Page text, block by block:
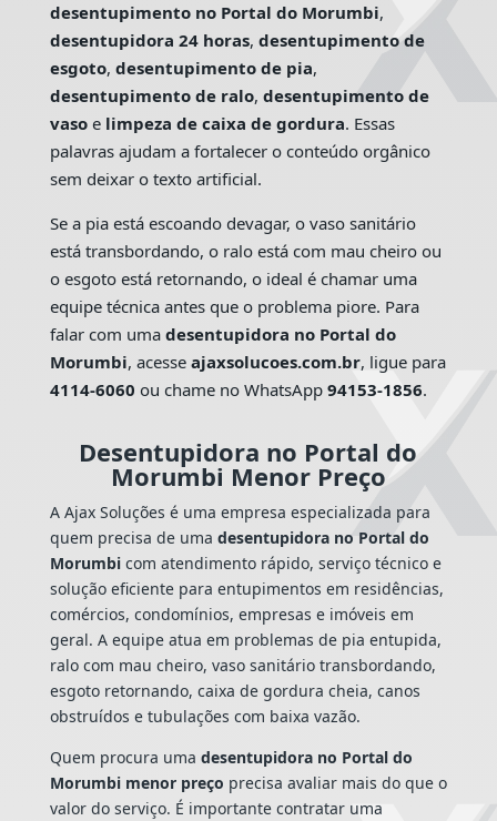
desentupimento no Portal do Morumbi,
desentupidora 24 horas, desentupimento de
esgoto, desentupimento de pia,
desentupimento de ralo, desentupimento de
vasoe limpeza de caixa de gordura. Essas
palavras ajudam a fortalecer o conteúdo orgânico
sem deixar o texto artificial.
Se a pia está escoando devagar, o vaso sanitário
está transbordando, o ralo está com mau cheiro ou
o esgoto está retornando, o ideal é chamar uma
equipe técnica antes que o problema piore. Para
falar com uma desentupidora no Portal do
Morumbi, acesse ajaxsolucoes.com.br, ligue para
4114-6060 ou chame no WhatsApp 94153-1856.
Desentupidora no Portal do
Morumbi Menor Preço
A Ajax Soluções é uma empresa especializada para
quem precisa de uma desentupidora no Portal do
Morumbicom atendimento rápido, serviço técnico e
solução eficiente para entupimentos em residências,
comércios, condomínios, empresas e imóveis em
geral. A equipe atua em problemas de pia entupida,
ralo com mau cheiro, vaso sanitário transbordando,
esgoto retornando, caixa de gordura cheia, canos
obstruídos e tubulações com baixa vazão.
Quem procura uma desentupidora no Portal do
Morumbi menor preço precisa avaliar mais do que o
valor do serviço. É importante contratar uma